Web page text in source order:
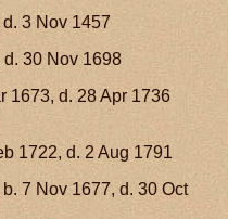
3 Nov 1457
d. 30 Nov 1698
1673, d. 28 Apr 1736
1722, d. 2 Aug 1791
b. 7 Nov 1677, d. 30 Oct